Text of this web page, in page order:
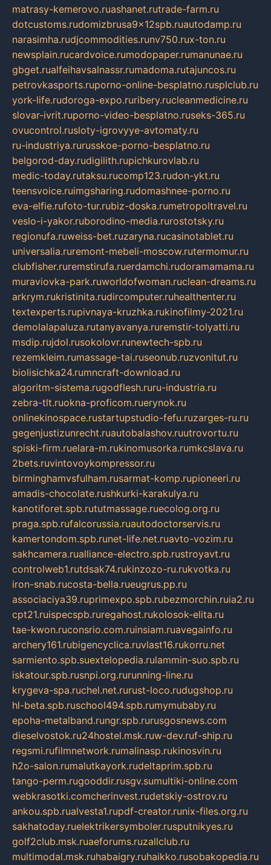
matrasy-kemerovo.ruashanet.rutrade-farm.ru
dotcustoms.rudomizbrusa9x12spb.ruautodamp.ru
narasimha.rudjcommodities.runv750.rux-ton.ru
newsplain.rucardvoice.rumodopaper.rumanunae.ru
gbget.rualfeihavsalnassr.rumadoma.rutajuncos.ru
petrovkasports.ruporno-online-besplatno.rusplclub.ru
york-life.rudoroga-expo.ruribery.rucleanmedicine.ru
slovar-ivrit.ruporno-video-besplatno.ruseks-365.ru
ovucontrol.rusloty-igrovyye-avtomaty.ru
ru-industriya.rurusskoe-porno-besplatno.ru
belgorod-day.rudigilith.rupichkurovlab.ru
medic-today.rutaksu.rucomp123.rudon-ykt.ru
teensvoice.ruimgsharing.rudomashnee-porno.ru
eva-elfie.rufoto-tur.rubiz-doska.rumetropoltravel.ru
veslo-i-yakor.ruborodino-media.rurostotsky.ru
regionufa.ruweiss-bet.ruzaryna.rucasinotablet.ru
universalia.ruremont-mebeli-moscow.rutermomur.ru
clubfisher.ruremstirufa.ruerdamchi.rudoramamama.ru
muraviovka-park.ruworldofwoman.ruclean-dreams.ru
arkrym.rukristinita.rudircomputer.ruhealthenter.ru
textexperts.rupivnaya-kruzhka.rukinofilmy-2021.ru
demolalapaluza.rutanyavanya.ruremstir-tolyatti.ru
msdip.rujdol.rusokolovr.runewtech-spb.ru
rezemkleim.rumassage-tai.ruseonub.ruzvonitut.ru
biolisichka24.rumncraft-download.ru
algoritm-sistema.rugodflesh.ruru-industria.ru
zebra-tlt.ruokna-proficom.ruerynok.ru
onlinekinospace.rustartupstudio-fefu.ruzarges-ru.ru
gegenjustizunrecht.ruautobalashov.ruutrovortu.ru
spiski-firm.ruelara-m.rukinomusorka.rumkcslava.ru
2bets.ruvintovoykompressor.ru
birminghamvsfulham.rusarmat-komp.rupioneeri.ru
amadis-chocolate.rushkurki-karakulya.ru
kanotiforet.spb.rututmassage.ruecolog.org.ru
praga.spb.rufalcorussia.ruautodoctorservis.ru
kamertondom.spb.runet-life.net.ruavto-vozim.ru
sakhcamera.rualliance-electro.spb.rustroyavt.ru
controlweb1.rutdsak74.rukinzozo-ru.rukvotka.ru
iron-snab.rucosta-bella.rueugrus.pp.ru
associaciya39.ruprimexpo.spb.rubezmorchin.ruia2.ru
cpt21.ruispecspb.ruregahost.rukolosok-elita.ru
tae-kwon.ruconsrio.com.ruinsiam.ruavegainfo.ru
archery161.rubigencyclica.ruvlast16.rukorru.net
sarmiento.spb.suextelopedia.rulammin-suo.spb.ru
iskatour.spb.rusnpi.org.rurunning-line.ru
krygeva-spa.ruchel.net.rurust-loco.rudugshop.ru
hl-beta.spb.ruschool494.spb.rumymubaby.ru
epoha-metalband.rungr.spb.rurusgosnews.com
dieselvostok.ru24hostel.msk.ruw-dev.ruf-ship.ru
regsmi.rufilmnetwork.rumalinasp.rukinosvin.ru
h2o-salon.rumalutkayork.rudeltaprim.spb.ru
tango-perm.rugooddir.rusgv.sumultiki-online.com
webkrasotki.comcherinvest.rudetskiy-ostrov.ru
ankou.spb.rualvesta1.rupdf-creator.runix-files.org.ru
sakhatoday.ruelektrikersymboler.rusputnikyes.ru
golf2club.msk.ruaeforums.ruzallclub.ru
multimodal.msk.ruhabaigry.ruhaikko.rusobakopedia.ru